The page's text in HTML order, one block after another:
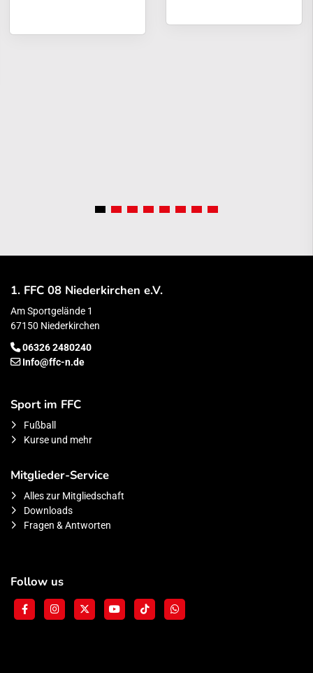
1. FFC 08 Niederkirchen e.V.
Am Sportgelände 1
67150 Niederkirchen
06326 2480240
Info@ffc-n.de
Sport im FFC
Fußball
Kurse und mehr
Mitglieder-Service
Alles zur Mitgliedschaft
Downloads
Fragen & Antworten
Follow us